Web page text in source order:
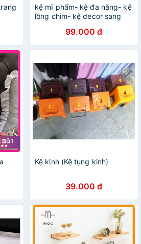
kệ mĩ phẩm- kệ đa năng- kệ
lồng chim- kệ decor sang
99.000 đ
Kệ kinh (Kệ tụng kinh)
39.000 đ